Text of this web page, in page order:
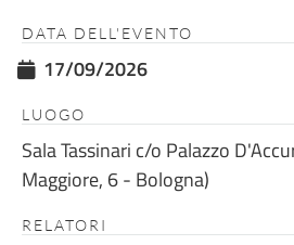
DATA DELL'EVENTO
17/09/2026
LUOGO
Sala Tassinari c/o Palazzo
Maggiore, 6 - Bologna)
RELATORI